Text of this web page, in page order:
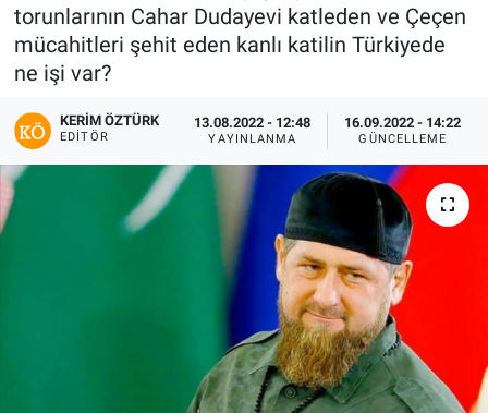
torunlarının Cahar Dudayevi katleden ve Çeçen
mücahitleri şehit eden kanlı katilin Türkiyede
ne işi var?
KERIM ÖZTÜRK
EDITÖR
13.08.2022 - 12:48
YAYINLANMA
16.09.2022 - 14:22
GÜNCELLEME
Süper Lig Puan Durumu ve Fikstür
Tüm Manşetler
Son Dakika Haberleri
Haber Arşivi